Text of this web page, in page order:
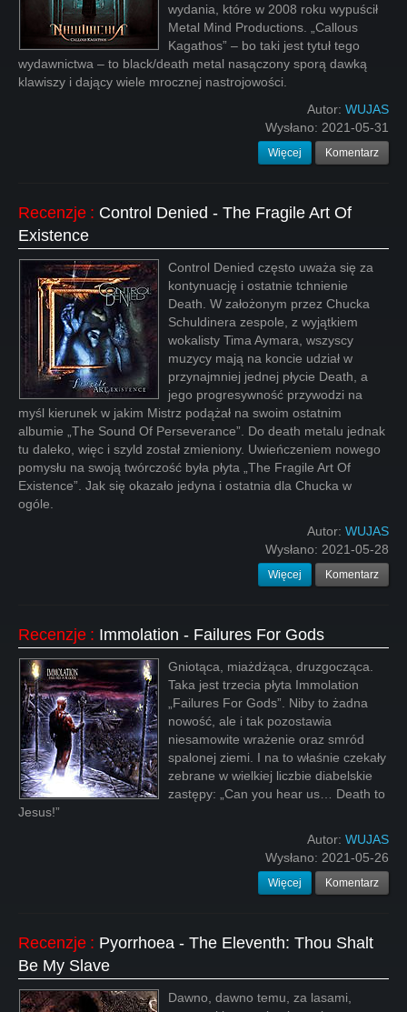
wydania, które w 2008 roku wypuścił
Metal Mind Productions. „Callous
Kagathos” – bo taki jest tytuł tego
wydawnictwa – to black/death metal nasączony sporą dawką
klawiszy i dający wiele mrocznej nastrojowości.
Autor: WUJAS
Wysłano: 2021-05-31
Więcej Komentarz
Recenzje : Control Denied - The Fragile Art Of
Existence
Control Denied często uważa się za
kontynuację i ostatnie tchnienie
Death. W założonym przez Chucka
Schuldinera zespole, z wyjątkiem
wokalisty Tima Aymara, wszyscy
muzycy mają na koncie udział w
przynajmniej jednej płycie Death, a
jego progresywność przywodzi na
myśl kierunek w jakim Mistrz podążał na swoim ostatnim
albumie „The Sound Of Perseverance”. Do death metalu jednak
tu daleko, więc i szyld został zmieniony. Uwieńczeniem nowego
pomysłu na swoją twórczość była płyta „The Fragile Art Of
Existence”. Jak się okazało jedyna i ostatnia dla Chucka w
ogóle.
Autor: WUJAS
Wysłano: 2021-05-28
Więcej Komentarz
Recenzje : Immolation - Failures For Gods
Gniotąca, miażdżąca, druzgocząca.
Taka jest trzecia płyta Immolation
„Failures For Gods”. Niby to żadna
nowość, ale i tak pozostawia
niesamowite wrażenie oraz smród
spalonej ziemi. I na to właśnie czekały
zebrane w wielkiej liczbie diabelskie
zastępy: „Can you hear us… Death to
Jesus!”
Autor: WUJAS
Wysłano: 2021-05-26
Więcej Komentarz
Recenzje : Pyorrhoea - The Eleventh: Thou Shalt
Be My Slave
Dawno, dawno temu, za lasami,